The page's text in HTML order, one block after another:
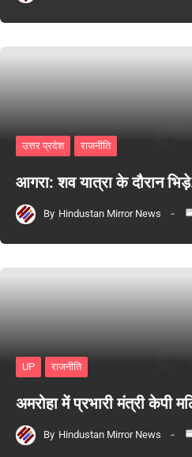
उत्तर प्रदेश राजनीति
आगरा: शव यात्रा के दौरान
By Hindustan Mirror News
UP राजनीति
अमरोहा में प्रभारी मंत्री केपी
By Hindustan Mirror News